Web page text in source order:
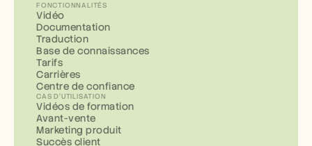
FONCTIONNALITÉS
Vidéo
Documentation
Traduction
Base de connaissances
Tarifs
Carrières
Centre de confiance
CAS D'UTILISATION
Vidéos de formation
Avant-vente
Marketing produit
Succès client